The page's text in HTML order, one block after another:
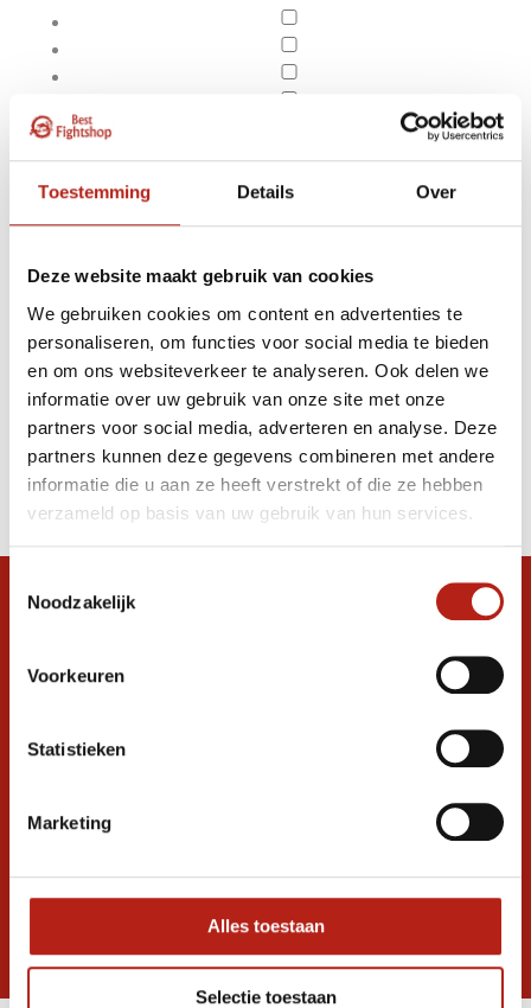
Toestemming Details Over
Deze website maakt gebruik van cookies
We gebruiken cookies om content en advertenties te
personaliseren, om functies voor social media te bieden
en om ons websiteverkeer te analyseren. Ook delen we
informatie over uw gebruik van onze site met onze
partners voor social media, adverteren en analyse. Deze
partners kunnen deze gegevens combineren met andere
informatie die u aan ze heeft verstrekt of die ze hebben
verzameld op basis van uw gebruik van hun services.
Noodzakelijk
Voorkeuren
Statistieken
Marketing
Alles toestaan
Selectie toestaan
Apply filters
Boksen
Hoofdbeschermers
Producten
Filter
Sorteren op
Snel antwoord op je vraag?
graag verder. 24/7
Ontvang de nieuwste aanbiedingen en
Inschrijven voor
* Lees hier de wettelijke beperkingen